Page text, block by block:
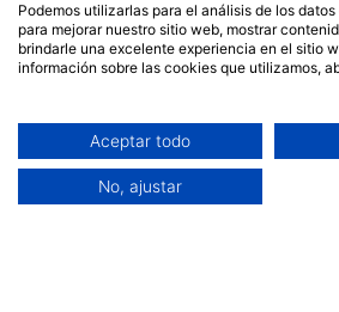
Guía de tallas
Envíos y devoluciones
Garantía Blaugab
Opiniones
Podemos utilizarlas para el análisis de los
para mejorar nuestro sitio web, mostrar
brindarle una excelente experiencia en el sitio
información sobre las cookies que utilizamos,
Aceptar todo
No, ajustar